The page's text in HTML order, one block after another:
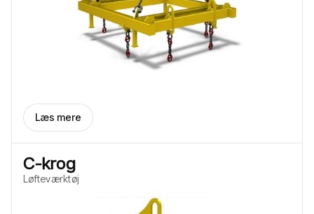
Læs mere
C-krog
Løfteværktøj